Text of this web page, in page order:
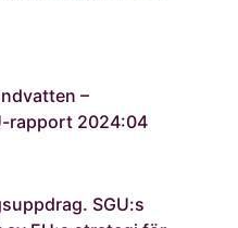
–
rapport 2024:04
SGU:s